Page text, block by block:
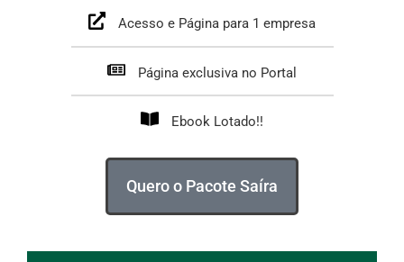
Acesso e Página para 1 empresa
Página exclusiva no Portal
Ebook Lotado!!
Quero o Pacote Saíra